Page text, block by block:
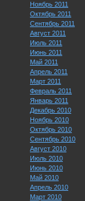
Ноябрь 2011
Октябрь 2011
Сентябрь 2011
Август 2011
Июль 2011
Июнь 2011
Май 2011
Апрель 2011
Март 2011
Февраль 2011
Январь 2011
Декабрь 2010
Ноябрь 2010
Октябрь 2010
Сентябрь 2010
Август 2010
Июль 2010
Июнь 2010
Май 2010
Апрель 2010
Март 2010